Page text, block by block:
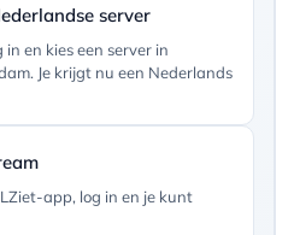
server
en kies een server in
Je krijgt nu een Nederlands
app, log in en je kunt